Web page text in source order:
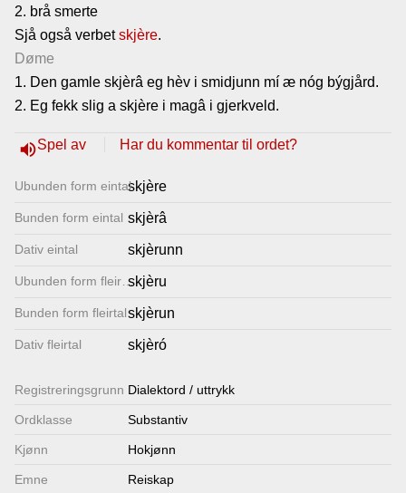
2. brå smerte
Sjå også verbetskjère.
Døme
1. Den gamle skjèrâ eg hèv i smidjunn mí æ nóg býgjård.
2. Eg fekk slig a skjère i magâ i gjerkveld.
volume_upSpel av Har du kommentar til ordet?
Ubunden form eintalskjère
Bunden form eintal skjèrâ
Dativ eintal skjèrunn
Ubunden form fleirtal
skjèru
Bunden form fleirtalskjèrun
Dativ fleirtal skjèró
Registrerings­grunn Dialektord / uttrykk
Ordklasse Substantiv
Kjønn Hokjønn
Emne Reiskap
Nyhende
Lenkjer
oss